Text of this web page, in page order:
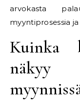
arvokasta
myyntiprosessia
Kuinka
näkyy